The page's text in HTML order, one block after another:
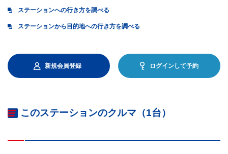
ステーションへの行き方を調べる
ステーションから目的地への行き方を調べる
新規会員登録 ログインして予約
このステーションのクルマ（1台）